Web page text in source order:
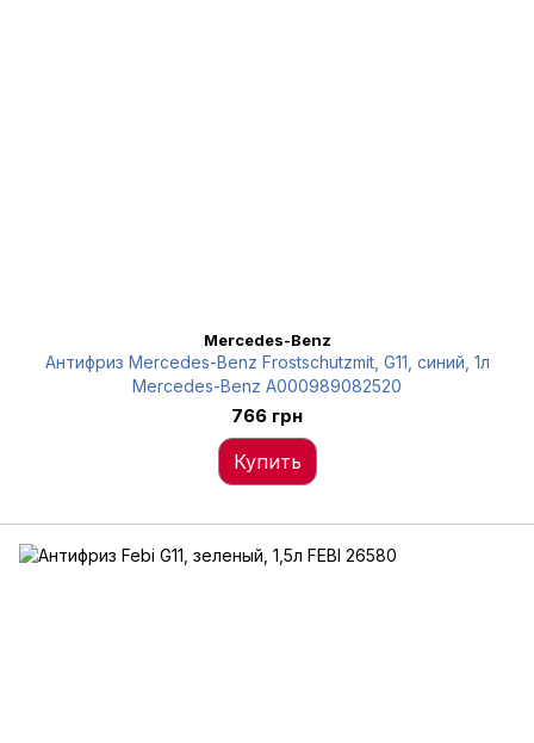
Mercedes-Benz
Антифриз Mercedes-Benz Frostschutzmit, G11, синий, 1л
Mercedes-Benz A000989082520
766 грн
Купить